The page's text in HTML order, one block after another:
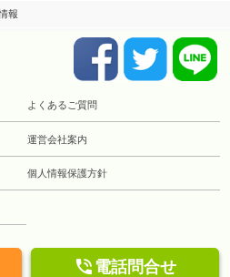
報
よくあるご質問
運営会社案内
個人情報保護方針
 電話問合せ